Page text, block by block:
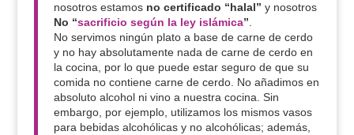
nosotros estamos no certificado “halal” y nosotros
No “sacrificio según la ley islámica”.
No servimos ningún plato a base de carne de cerdo
y no hay absolutamente nada de carne de cerdo en
la cocina, por lo que puede estar seguro de que su
comida no contiene carne de cerdo. No añadimos en
absoluto alcohol ni vino a nuestra cocina. Sin
embargo, por ejemplo, utilizamos los mismos vasos
para bebidas alcohólicas y no alcohólicas; además,